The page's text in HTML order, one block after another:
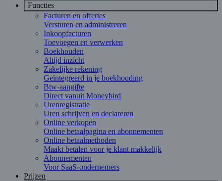
Functies
Facturen en offertes
Versturen en administreren
Inkoopfacturen
Toevoegen en verwerken
Boekhouden
Altijd inzicht
Zakelijke rekening
Geïntegreerd in je boekhouding
Btw-aangifte
Direct vanuit Moneybird
Urenregistratie
Uren schrijven en declareren
Online verkopen
Online betaalpagina en abonnementen
Online betaalmethoden
Maakt betalen voor je klant makkelijk
Abonnementen
Voor SaaS-ondernemers
Prijzen